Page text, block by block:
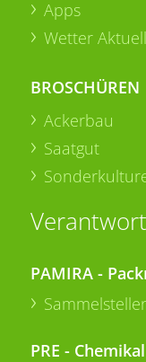
Apps
Wetter Aktuell
BROSCHÜREN
Ackerbau
Saatgut
PAMIRA -
PRE -